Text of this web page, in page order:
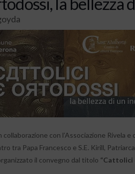
con l’Associazione Rivela e
tra Papa Francesco e S.E. Kirill,
il convegno dal titolo “Cattolici